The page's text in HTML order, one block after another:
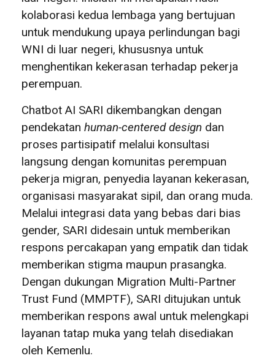
kolaborasi kedua lembaga yang bertujuan
untuk mendukung upaya perlindungan bagi
WNI di luar negeri, khususnya untuk
menghentikan kekerasan terhadap pekerja
perempuan.
Chatbot AI SARI dikembangkan dengan
pendekatan human-centered design dan
proses partisipatif melalui konsultasi
langsung dengan komunitas perempuan
pekerja migran, penyedia layanan kekerasan,
organisasi masyarakat sipil, dan orang muda.
Melalui integrasi data yang bebas dari bias
gender, SARI didesain untuk memberikan
respons percakapan yang empatik dan tidak
memberikan stigma maupun prasangka.
Dengan dukungan Migration Multi-Partner
Trust Fund (MMPTF), SARI ditujukan untuk
memberikan respons awal untuk melengkapi
layanan tatap muka yang telah disediakan
oleh Kemenlu.